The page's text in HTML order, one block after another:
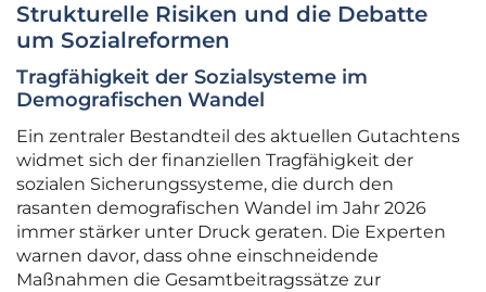
Strukturelle Risiken und die Debatte
um Sozialreformen
Tragfähigkeit der Sozialsysteme im
Demografischen Wandel
Ein zentraler Bestandteil des aktuellen Gutachtens
widmet sich der finanziellen Tragfähigkeit der
sozialen Sicherungssysteme, die durch den
rasanten demografischen Wandel im Jahr 2026
immer stärker unter Druck geraten. Die Experten
warnen davor, dass ohne einschneidende
Maßnahmen die Gesamtbeitragssätze zur